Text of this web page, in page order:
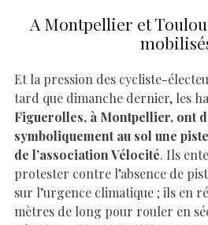
A Montpellier et
Et la pression des cycliste-
tard que dimanche dernier, les
Figuerolles, à Montpellier, ont
symboliquement au sol une
de l’association Vélocité. Ils
protester contre l’absence de
sur l’urgence climatique ; ils en
mètres de long pour rouler en